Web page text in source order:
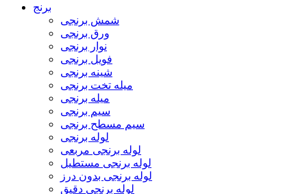
برنج
شمش برنجی
ورق برنجی
نوار برنجی
فویل برنجی
شینه برنجی
میله تخت برنجی
میله برنجی
سیم برنجی
سیم مسطح برنجی
لوله برنجی
لوله برنجی مربعی
لوله برنجی مستطیل
لوله برنجی بدون درز
لوله برنجی دقیق